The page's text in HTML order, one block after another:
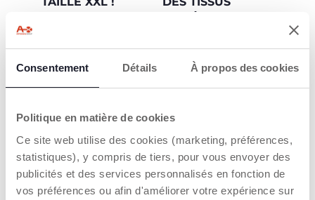
Consentement Détails À propos des cookies
Politique en matière de cookies
Ce site web utilise des cookies (marketing, préférences,
statistiques), y compris de tiers, pour vous envoyer des
publicités et des services personnalisés en fonction de
vos préférences ou afin d'améliorer votre expérience sur
Large et enveloppant,
il apporte du confort
détente.
imprimé TC et
papillon en feutre
pour stimuler les sens.